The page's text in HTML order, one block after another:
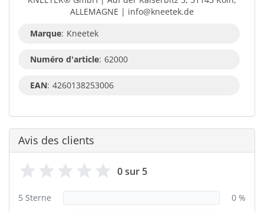
ALLEMAGNE | info@kneetek.de
Marque: Kneetek
Numéro d'article: 62000
EAN: 4260138253006
Avis des clients
0 sur 5
5 Sterne
0 %